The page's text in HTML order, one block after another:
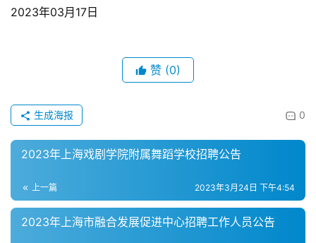
2023年03月17日
赞 (0)
0
生成海报
2023年上海戏剧学院附属舞蹈学校招聘公告
上一篇 2023年3月24日 下午4:54
2023年上海市融合发展促进中心招聘工作人员公告